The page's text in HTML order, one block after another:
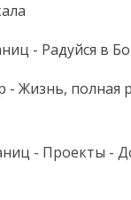
- Радуйся в
- Жизнь, полная
- Проекты